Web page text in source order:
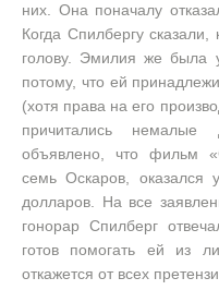
них. Она поначалу
Когда Спилбергу
голову. Эмилия же была
потому, что ей
(хотя права на его
причитались
объявлено, что фильм
семь Оскаров,
долларов. На все
гонорар Спилберг
готов помогать ей из
откажется от всех